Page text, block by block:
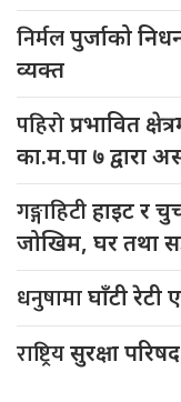
निर्मलपुर्जाको
व्यक्त
पहिरोप्रभावित
का.म.पा ७ द्वारा
गङ्गाहिटीहाइट र
जोखिम, घर तथा
धनुषामाघाँटी रेटी
राष्ट्रियसुरक्षा